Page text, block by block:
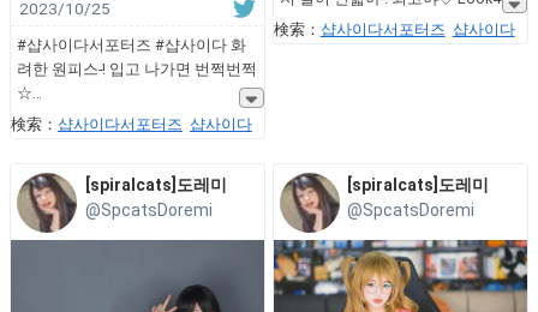
2023/10/25
#샵사이다서포터즈 #샵사이다 화
려한 원피스-! 입고 나가면 번쩍번쩍
☆
検索： 샵사이다서포터즈 샵사이다
検索： 샵사이다서포터즈 샵사이다
[spiralcats]도레미
@SpcatsDoremi
[spiralcats]도레미
@SpcatsDoremi